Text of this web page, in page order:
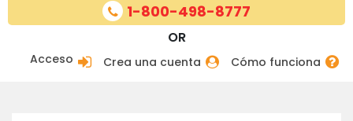
Acceso Crea una cuenta Cómo funciona
OR
1-800-498-8777